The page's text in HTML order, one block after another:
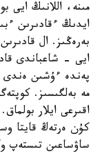
مىنە، اللانىڭ
ايدىڭ ءقادىرىن
بەرەڭىز. ال
ايى - شاعباندى
پەندە ءۇشىن ەندى
مە بەلگىسىز.
اقىرعى ايلار
كۇن ەرتەڭ قايتا
ساۋساعىن تىستەپ